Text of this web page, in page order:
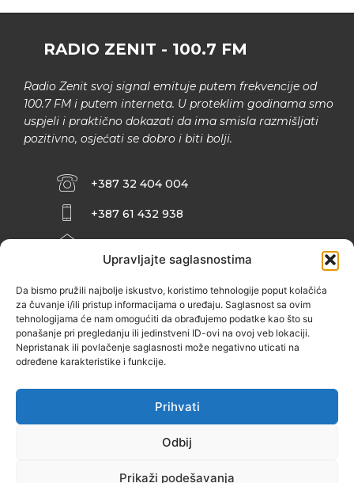
Upravljajte saglasnostima
Da bismo pružili najbolje iskustvo, koristimo tehnologije poput kolačića
za čuvanje i/ili pristup informacijama o uređaju. Saglasnost sa ovim
tehnologijama će nam omogućiti da obrađujemo podatke kao što su
ponašanje pri pregledanju ili jedinstveni ID-ovi na ovoj veb lokaciji.
Nepristanak ili povlačenje saglasnosti može negativno uticati na
određene karakteristike i funkcije.
Prihvati
Odbij
Prikaži podešavanja
RADIO ZENIT - 100.7 FM
Radio Zenit svoj signal emituje putem frekvencije od
100.7 FM i putem interneta. U proteklim godinama smo
uspjeli i praktično dokazati da ima smisla razmišljati
pozitivno, osjećati se dobro i biti bolji.
+387 32 404 004
+387 61 432 938
INFO@ZENIT.BA
ZENIČANKA, 3. SPRAT), 72000 ZENICA